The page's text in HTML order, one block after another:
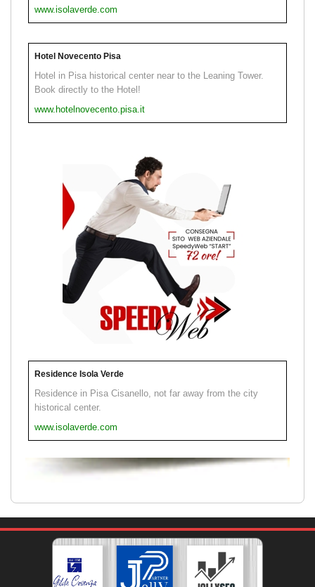
www.isolaverde.com
Hotel Novecento Pisa
Hotel in Pisa historical center near to the Leaning Tower.
Book directly to the Hotel!
www.hotelnovecento.pisa.it
Residence Isola Verde
Residence in Pisa Cisanello, not far away from the city
historical center.
www.isolaverde.com